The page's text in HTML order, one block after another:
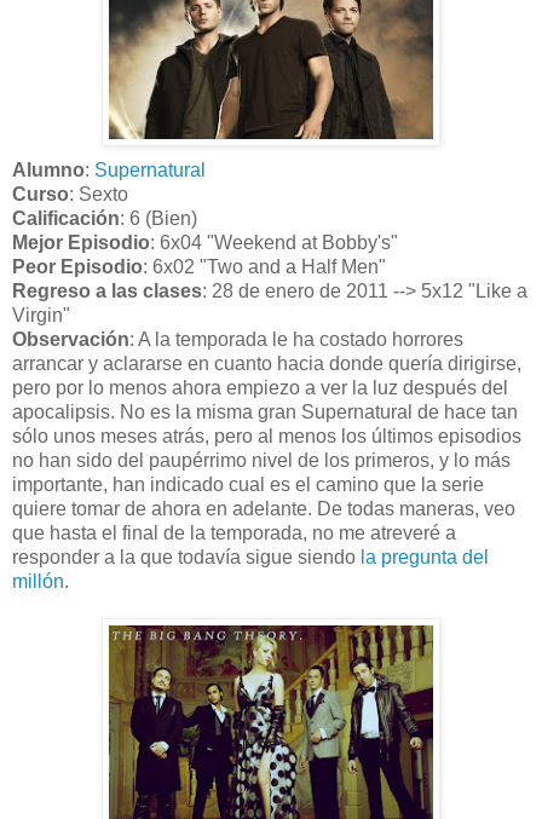
Alumno: Supernatural
Curso: Sexto
Calificación: 6 (Bien)
Mejor Episodio: 6x04 "Weekend at Bobby's"
Peor Episodio: 6x02 "Two and a Half Men"
Regreso a las clases: 28 de enero de 2011 --> 5x12 "Like a
Virgin"
Observación: A la temporada le ha costado horrores
arrancar y aclararse en cuanto hacia donde quería dirigirse,
pero por lo menos ahora empiezo a ver la luz después del
apocalipsis. No es la misma gran Supernatural de hace tan
sólo unos meses atrás, pero al menos los últimos episodios
no han sido del paupérrimo nivel de los primeros, y lo más
importante, han indicado cual es el camino que la serie
quiere tomar de ahora en adelante. De todas maneras, veo
que hasta el final de la temporada, no me atreveré a
responder a la que todavía sigue siendo la pregunta del
millón.